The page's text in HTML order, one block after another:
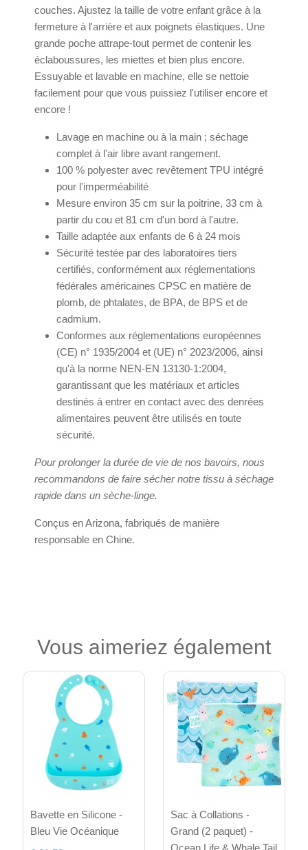
couches. Ajustez la taille de votre enfant grâce à la
fermeture à l'arrière et aux poignets élastiques. Une
grande poche attrape-tout permet de contenir les
éclaboussures, les miettes et bien plus encore.
Essuyable et lavable en machine, elle se nettoie
facilement pour que vous puissiez l'utiliser encore et
encore !
Lavage en machine ou à la main ; séchage
complet à l'air libre avant rangement.
100 % polyester avec revêtement TPU intégré
pour l'imperméabilité
Mesure environ 35 cm sur la poitrine, 33 cm à
partir du cou et 81 cm d'un bord à l'autre.
Taille adaptée aux enfants de 6 à 24 mois
Sécurité testée par des laboratoires tiers
certifiés, conformément aux réglementations
fédérales américaines CPSC en matière de
plomb, de phtalates, de BPA, de BPS et de
cadmium.
Conformes aux réglementations européennes
(CE) n° 1935/2004 et (UE) n° 2023/2006, ainsi
qu'à la norme NEN-EN 13130-1:2004,
garantissant que les matériaux et articles
destinés à entrer en contact avec des denrées
alimentaires peuvent être utilisés en toute
sécurité.
Pour prolonger la durée de vie de nos bavoirs, nous
recommandons de faire sécher notre tissu à séchage
rapide dans un sèche-linge.
Conçus en Arizona, fabriqués de manière
responsable en Chine.
Vous aimeriez également
Bavette en Silicone -
Bleu Vie Océanique
Sac à Collations -
Grand (2 paquet) -
Ocean Life & Whale Tail